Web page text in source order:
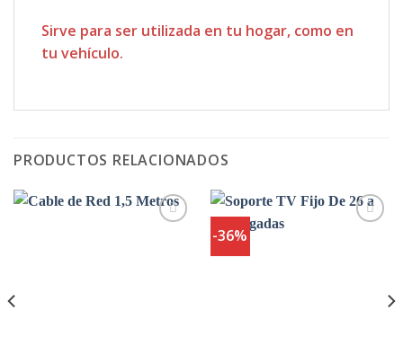
Sirve para ser utilizada en tu hogar, como en
tu vehículo.
PRODUCTOS RELACIONADOS
-36%